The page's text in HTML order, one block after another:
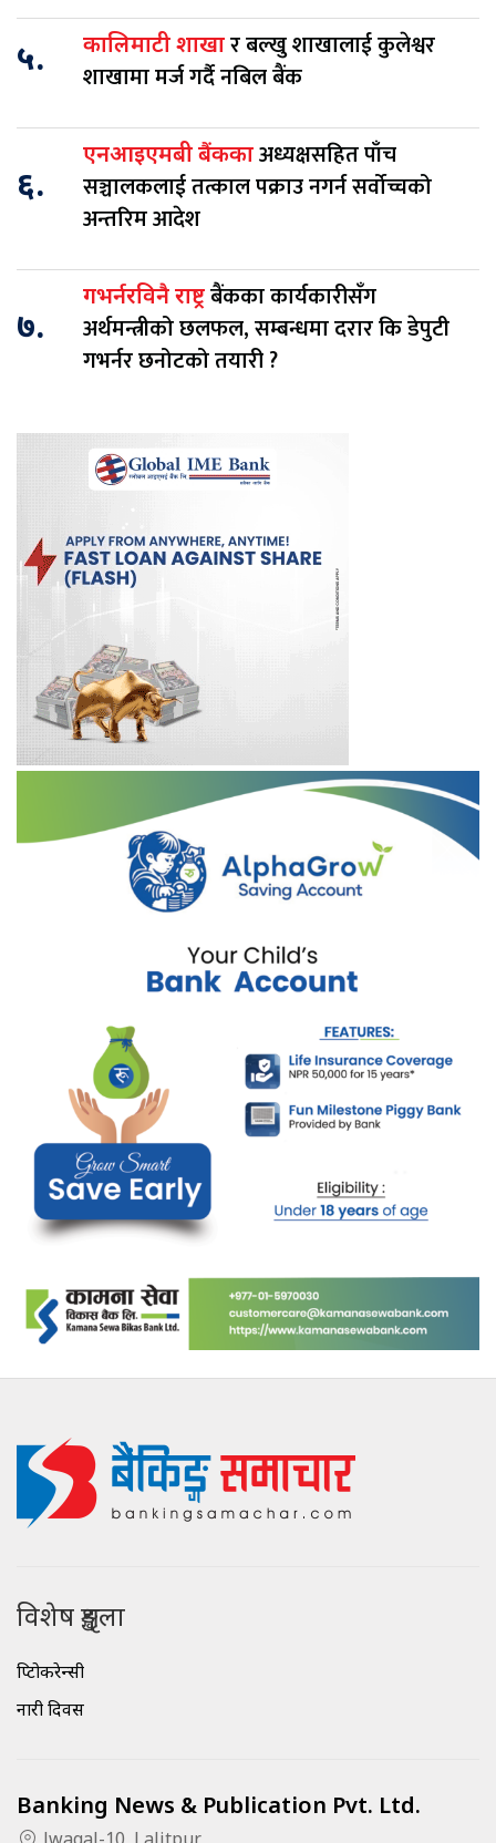
५. कालिमाटी शाखार बल्खु शाखालाई कुलेश्वर
शाखामा मर्ज गर्दै नबिल बैंक
६.
एनआइएमबी बैंककाअध्यक्षसहित पाँच
सञ्चालकलाई तत्काल पक्राउ नगर्न सर्वोच्चको
अन्तरिम आदेश
७.
गभर्नरविनै राष्ट्रबैंकका कार्यकारीसँग
अर्थमन्त्रीको छलफल, सम्बन्धमा दरार कि डेपुटी
गभर्नर छनोटको तयारी ?
विशेष शृङ्खला
क्रिप्टोकरेन्सी
नारी दिवस
Banking News & Publication Pvt. Ltd.